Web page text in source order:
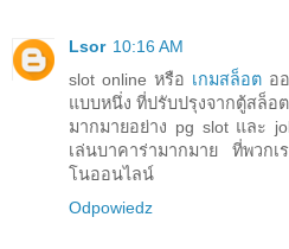
Lsor 10:16 AM
slot online หรือ เกมสล็อต อ
แบบหนึ่ง ที่ปรับปรุงจากตู้สล็อ
มากมายอย่าง pg slot และ
เล่นบาคาร่ามากมาย ที่พวกเ
โนออนไลน์
Odpowiedz